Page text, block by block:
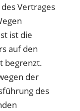
Vertrages
ist die
auf den
begrenzt.
der
des